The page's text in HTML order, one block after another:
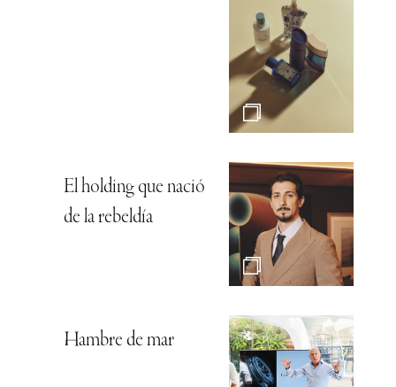
El holding que nació
de la rebeldía
Hambre de mar